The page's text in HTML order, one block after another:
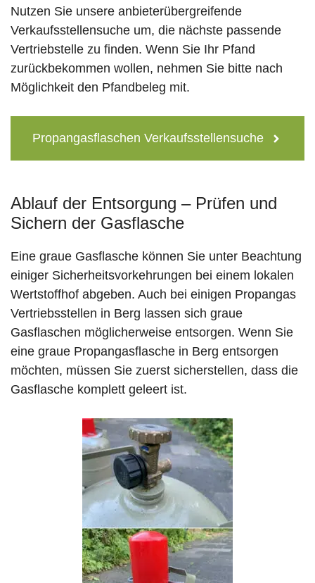
Nutzen Sie unsere anbieterübergreifende
Verkaufsstellensuche um, die nächste passende
Vertriebstelle zu finden. Wenn Sie Ihr Pfand
zurückbekommen wollen, nehmen Sie bitte nach
Möglichkeit den Pfandbeleg mit.
Propangasflaschen Verkaufsstellensuche
Ablauf der Entsorgung – Prüfen und
Sichern der Gasflasche
Eine graue Gasflasche können Sie unter Beachtung
einiger Sicherheitsvorkehrungen bei einem lokalen
Wertstoffhof abgeben. Auch bei einigen Propangas
Vertriebsstellen in Berg lassen sich graue
Gasflaschen möglicherweise entsorgen. Wenn Sie
eine graue Propangasflasche in Berg entsorgen
möchten, müssen Sie zuerst sicherstellen, dass die
Gasflasche komplett geleert ist.